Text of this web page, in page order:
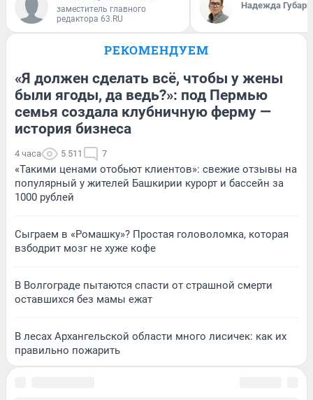
заместитель главного
редактора 63.RU
Надежда Губарь
РЕКОМЕНДУЕМ
«Я должен сделать всё, чтобы у жены
были ягоды, да ведь?»: под Пермью
семья создала клубничную ферму —
история бизнеса
4 часа 5 511 7
«Такими ценами отобьют клиентов»: свежие отзывы на
популярный у жителей Башкирии курорт и бассейн за
1000 рублей
Сыграем в «Ромашку»? Простая головоломка, которая
взбодрит мозг не хуже кофе
В Волгограде пытаются спасти от страшной смерти
оставшихся без мамы ежат
В лесах Архангельской области много лисичек: как их
правильно пожарить